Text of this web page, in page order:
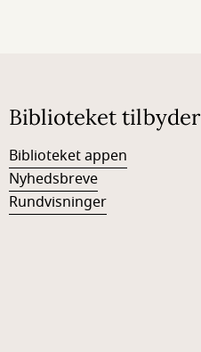
Biblioteket tilbyder
Biblioteket appen
Nyhedsbreve
Rundvisninger